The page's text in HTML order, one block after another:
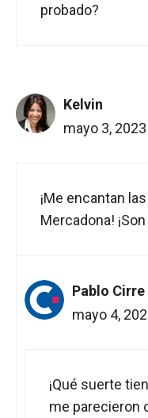
probado?
Kelvin
mayo 3,
¡Me encantan
Mercadona!
Pablo Cirre
mayo 4,
¡Qué suerte
me parecieron